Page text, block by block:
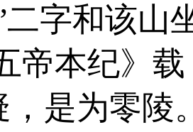
二字和该山
五帝本纪》
，是为零陵